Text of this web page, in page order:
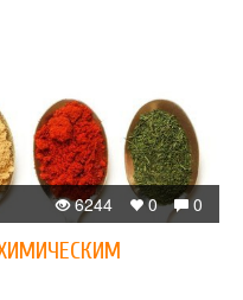
0
0
6244